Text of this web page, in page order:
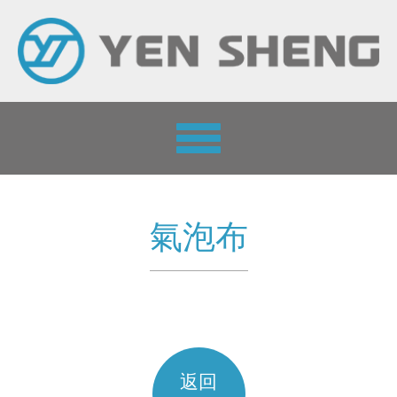
Toggle
navigation
氣泡布
返回